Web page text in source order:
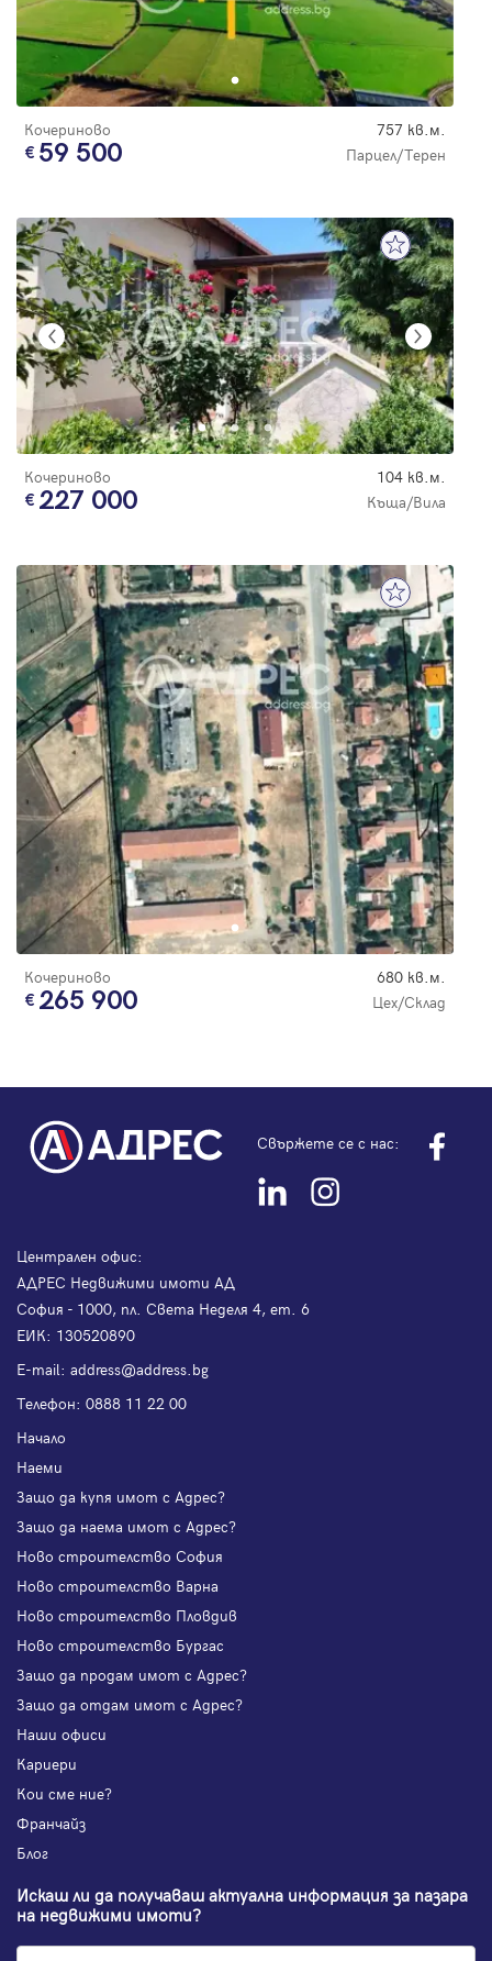
Кочериново 757 кв.м.
59 500 Парцел/Терен
Кочериново 104 кв.м.
227 000 Къща/Вила
Кочериново 680 кв.м.
265 900 Цех/Склад
Свържете се с нас:
Централен офис:
АДРЕС Недвижими имоти АД
София - 1000, пл. Света Неделя 4, ет. 6
ЕИК: 130520890
Е-mail: address@address.bg
Телефон: 0888 11 22 00
Начало
Наеми
Защо да купя имот с Адрес?
Защо да наема имот с Адрес?
Ново строителство София
Ново строителство Варна
Ново строителство Пловдив
Ново строителство Бургас
Защо да продам имот с Адрес?
Защо да отдам имот с Адрес?
Наши офиси
Кариери
Кои сме ние?
Франчайз
Блог
Искаш ли да получаваш актуална информация за пазара
на недвижими имоти?